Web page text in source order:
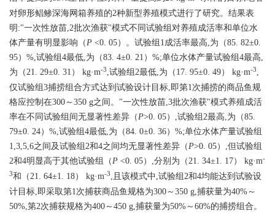
对卵形鲳鲹深海网箱养殖的2种新型养殖模式进行了研究。结果表
明:"一次性放苗,2批次渔获"模式不同试验组对养殖成活率和单位水
体产量有明显影响（P <0. 05）。试验组1成活率最高,为（85. 82±0.
95）%,试验组4最低,为（83. 4±0. 21）%;单位水体产量试验组4最高,
为（21. 29±0. 31） kg·m-3,试验组2最低,为（17. 95±0. 49） kg·m-3,
仅试验组3捕捞组合方式达到试验设计目标,即第1次捕捞的商品鱼规
格应控制在300～350 g之间。"一次性放苗,3批次渔获"模式养殖成活
率在不同试验组间无显著性差异（P>0. 05）,试验组2最高,为（85.
79±0. 24）%,试验组4最低,为（84. 0±0. 36）%;单位水体产量试验组
1,3,5,6之间及试验组2和4之间均无显著性差异（P>0. 05）,但试验组
2和4明显高于其他试验组（P <0. 05）,分别为（21. 34±1. 17） kg·m-
3和（21. 64±1. 18） kg·m-3,且该模式中,试验组2和4均能达到试验设
计目标,即采取第1次捕获商品鱼规格为300～350 g,捕获量为40%～
50%,第2次捕获规格为400～450 g,捕获量为50%～60%的捕捞组合。